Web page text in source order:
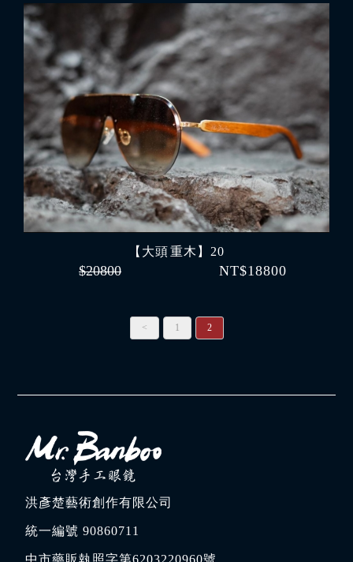
【大頭 重木】20
$20800 NT$18800
< 1 2
洪彥楚藝術創作有限公司
統一編號 90860711